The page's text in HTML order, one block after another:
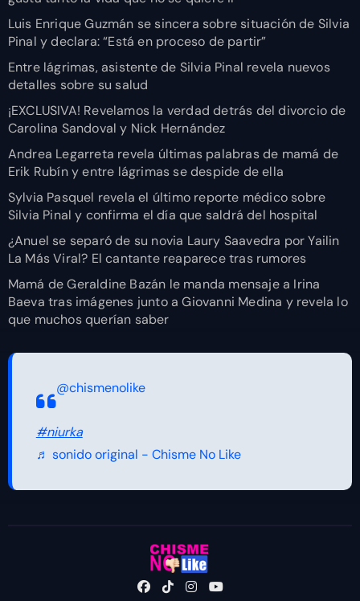
Luis Enrique Guzmán se sincera sobre situación de Silvia
Pinal y declara: “Está en proceso de partir”
Entre lágrimas, asistente de Silvia Pinal revela nuevos
detalles sobre su salud
¡EXCLUSIVA! Revelamos la verdad detrás del divorcio de
Carolina Sandoval y Nick Hernández
Andrea Legarreta revela últimas palabras de mamá de
Erik Rubín y entre lágrimas se despide de ella
Sylvia Pasquel revela el último reporte médico sobre
Silvia Pinal y confirma el día que saldrá del hospital
¿Anuel se separó de su novia Laury Saavedra por Yailin
La Más Viral? El cantante reaparece tras rumores
Mamá de Geraldine Bazán le manda mensaje a Irina
Baeva tras imágenes junto a Giovanni Medina y revela lo
que muchos querían saber
@chismenolike
#niurka
♬ sonido original - Chisme No Like